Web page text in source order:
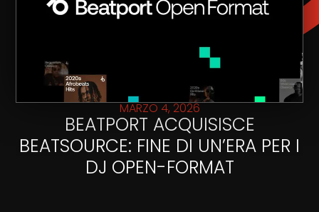
MARZO 4, 2026
BEATPORT ACQUISISCE
BEATSOURCE: FINE DI UN’ERA PER I
DJ OPEN-FORMAT